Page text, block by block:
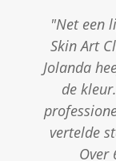
"Net een
Skin Art
Jolanda
de
vertelde
Over